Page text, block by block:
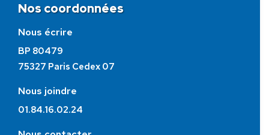
Nos coordonnées
Nous écrire
BP 80479
75327 Paris Cedex 07
Nous joindre
01.84.16.02.24